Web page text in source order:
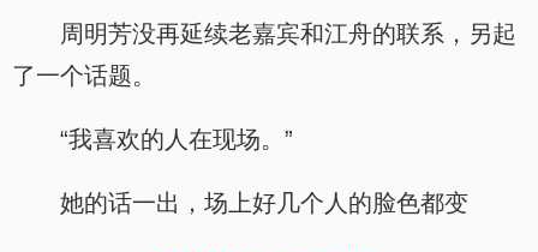
周明芳没再延续老嘉宾和江舟的联系，另起
了一个话题。
“我喜欢的人在现场。”
她的话一出，场上好几个人的脸色都变